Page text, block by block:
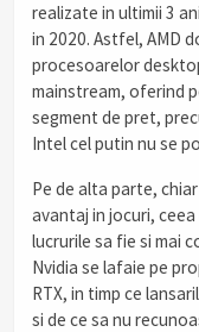
realizate in ultimii 3
in 2020. Astfel, AMD
procesoarelor
mainstream, oferind
segment de pret,
Intel cel putin nu se
Pe de alta parte,
avantaj in jocuri,
lucrurile sa fie si mai
Nvidia se lafaie pe
RTX, in timp ce
si de ce sa nu